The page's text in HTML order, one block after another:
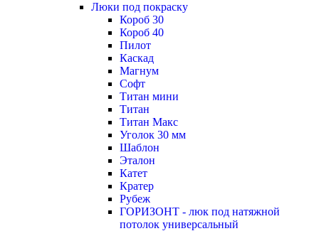
Люки под покраску
Короб 30
Короб 40
Пилот
Каскад
Магнум
Софт
Титан мини
Титан
Титан Макс
Уголок 30 мм
Шаблон
Эталон
Катет
Кратер
Рубеж
ГОРИЗОНТ - люк под натяжной
потолок универсальный